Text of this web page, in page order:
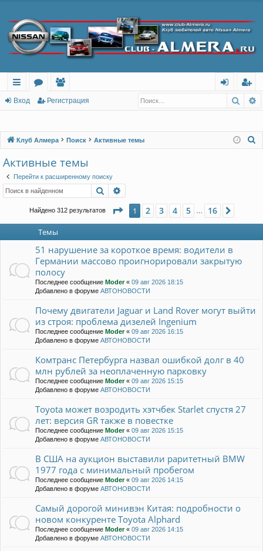
с
лк
о
м
ол
ов
ел
и
ег
тр
Вход Регистрация
Клуб Алмера Поиск Активные темы
Активные темы
Перейти к расширенному поиску
Поиск
Найдено 312 результатов Страница из 16
1 2 3 4 5 16
Темы
51 нарушение за короткое время: водители в
Германии массово проигнорировали закрытую
полосу
Последнее сообщение Moder« 09 авг 2026 18:15
Добавлено в форуме АВТОНОВОСТИ
Почему двигатели Jaguar и Land Rover могут выйти
из строя: проблема дизелей Ingenium
Последнее сообщение Moder« 09 авг 2026 16:15
Добавлено в форуме АВТОНОВОСТИ
Комтранс Петербурга назвал ошибкой долг в 40
млн рублей за неоплаченную парковку
Последнее сообщение Moder« 09 авг 2026 15:15
Добавлено в форуме АВТОНОВОСТИ
Toyota может возродить хэтчбек Starlet спустя 27
лет: версия GR также в повестке
Последнее сообщение Moder« 09 авг 2026 15:15
Добавлено в форуме АВТОНОВОСТИ
В США на аукцион выставили раритетный BMW
1977 года с минимальный пробегом
Последнее сообщение Moder« 09 авг 2026 14:15
Добавлено в форуме АВТОНОВОСТИ
Самый дорогой минивэн Китая: подробности о
новом конкуренте Toyota Alphard
Последнее сообщение Moder« 09 авг 2026 14:15
Добавлено в форуме АВТОНОВОСТИ